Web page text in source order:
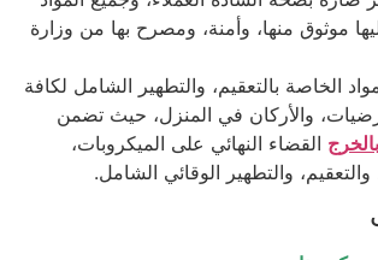
موثوق منها، وأمنة، ومصرح بها من وزارة
الخاصة بالتعقيم، والتطهير الشامل لكافة
والأركان في المنزل، حيث تضمن
القضاء النهائي على الميكروبات،
والتطهير الوقائي الشامل.